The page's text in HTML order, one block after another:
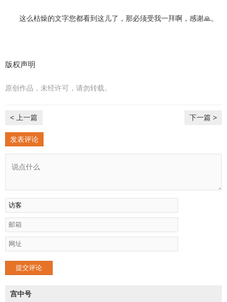
这么枯燥的文字您都看到这儿了，那必须受我一拜啊，感谢🙏。
版权声明
原创作品，未经许可，请勿转载。
< 上一篇 下一篇 >
发表评论
提交评论
宫中号